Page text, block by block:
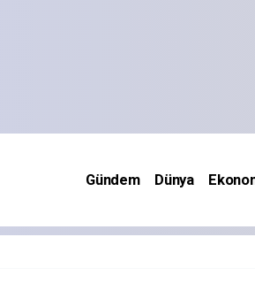
Gündem Dünya